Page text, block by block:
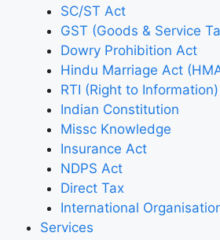
SC/ST Act
GST (Goods & Service
Dowry Prohibition Act
Hindu Marriage Act
RTI (Right to Information)
Indian Constitution
Missc Knowledge
Insurance Act
NDPS Act
Direct Tax
International
Services